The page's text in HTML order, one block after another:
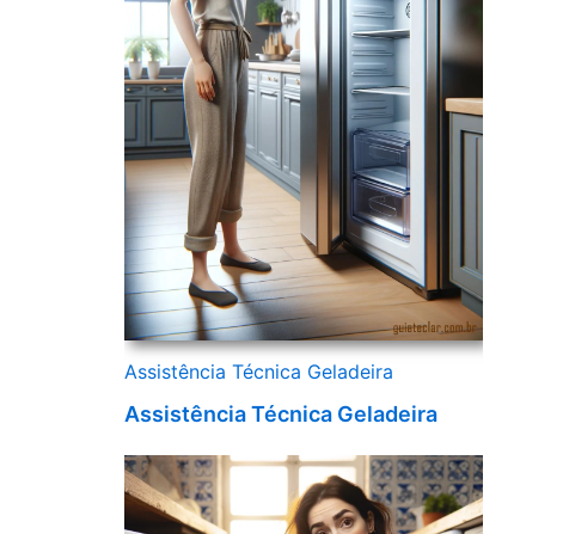
Assistência Técnica Geladeira
Assistência Técnica Geladeira